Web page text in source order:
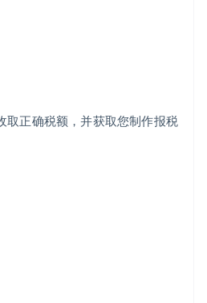
取正确税额，并获取您制作报税